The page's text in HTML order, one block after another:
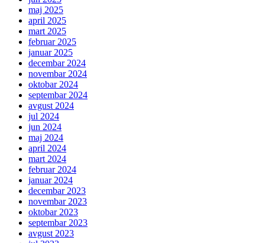
maj 2025
april 2025
mart 2025
februar 2025
januar 2025
decembar 2024
novembar 2024
oktobar 2024
septembar 2024
avgust 2024
jul 2024
jun 2024
maj 2024
april 2024
mart 2024
februar 2024
januar 2024
decembar 2023
novembar 2023
oktobar 2023
septembar 2023
avgust 2023